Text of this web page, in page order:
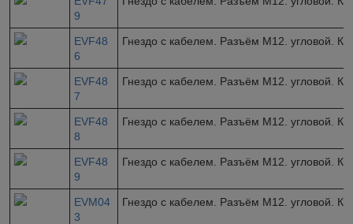
9
EVF48
6
Гнездо с кабелем. Разъём M12. угловой.
EVF48
7
Гнездо с кабелем. Разъём M12. угловой.
EVF48
8
Гнездо с кабелем. Разъём M12. угловой.
EVF48
9
Гнездо с кабелем. Разъём M12. угловой.
EVM04
3
Гнездо с кабелем. Разъём M12. угловой.